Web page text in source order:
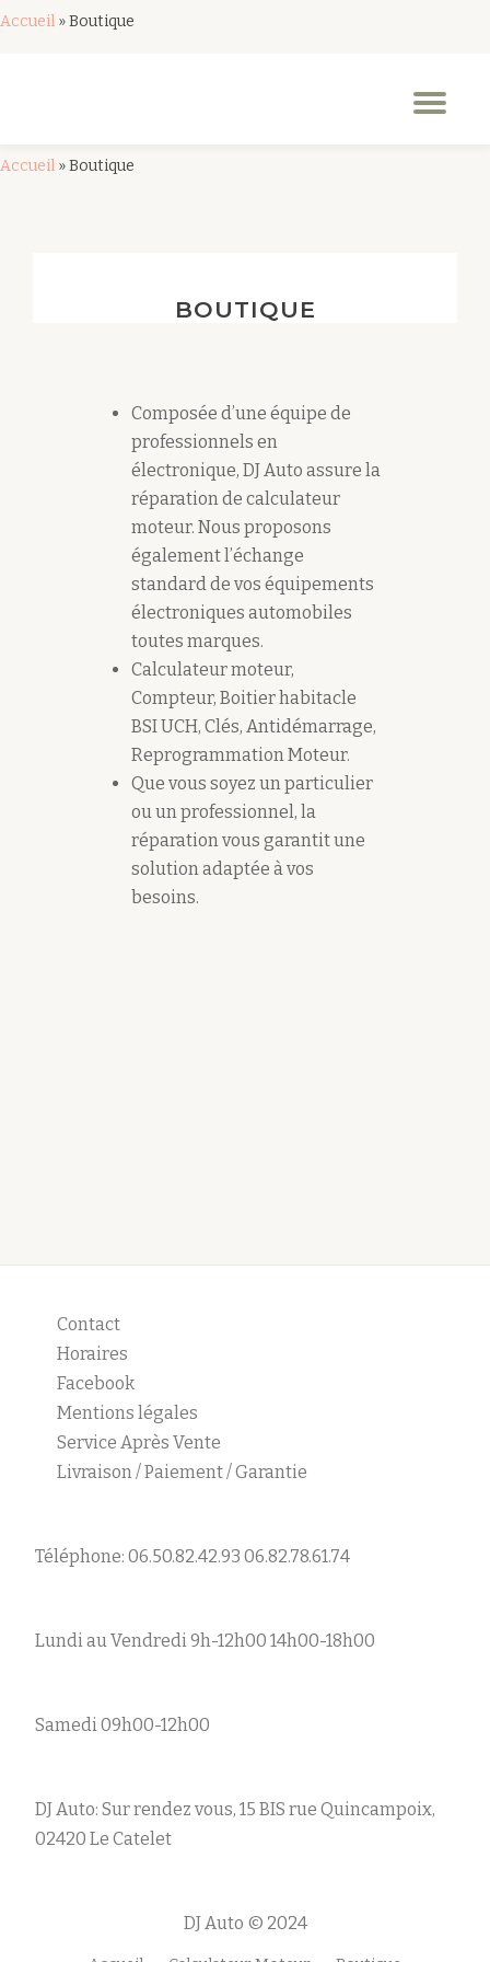
Accueil »Boutique
Accueil »Boutique
BOUTIQUE
Composée d’une équipe de
professionnels en
électronique, DJ Auto assure la
réparation de calculateur
moteur. Nous proposons
également l’échange
standard de vos équipements
électroniques automobiles
toutes marques.
Calculateur moteur,
Compteur, Boitier habitacle
BSI UCH, Clés, Antidémarrage,
Reprogrammation Moteur.
Que vous soyez un particulier
ou un professionnel, la
réparation vous garantit une
solution adaptée à vos
besoins.
Contact
Horaires
Facebook
Mentions légales
Service Après Vente
Livraison / Paiement / Garantie
Téléphone: 06.50.82.42.93 06.82.78.61.74
Lundi au Vendredi 9h-12h00 14h00-18h00
Samedi 09h00-12h00
DJ Auto: Sur rendez vous, 15 BIS rue Quincampoix,
02420 Le Catelet
DJ Auto © 2024